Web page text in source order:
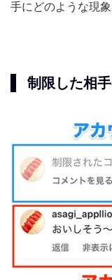
手にどのような現
制限した相